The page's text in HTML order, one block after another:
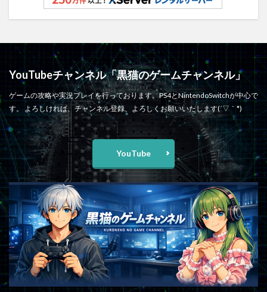
YouTubeチャンネル「黒猫のゲームチャンネル」
ゲームの攻略や実況プレイを行っております。PS4とNintendoSwitchが中心で
す。 よろしければ、チャンネル登録、よろしくお願いいたします(´▽｀*)
YouTube